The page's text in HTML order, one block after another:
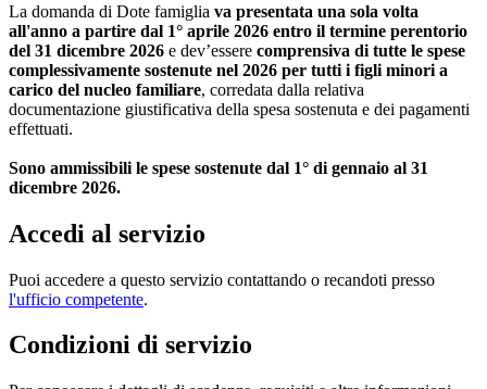
La domanda di Dote famiglia va presentata una sola volta
all'anno a partire dal 1° aprile 2026 entro il termine perentorio
del 31 dicembre 2026 e dev’essere comprensiva di tutte le spese
complessivamente sostenute nel 2026 per tutti i figli minori a
carico del nucleo familiare, corredata dalla relativa
documentazione giustificativa della spesa sostenuta e dei pagamenti
effettuati.
Sono ammissibili le spese sostenute dal 1° di gennaio al 31
dicembre 2026.
Accedi al servizio
Puoi accedere a questo servizio contattando o recandoti presso
l'ufficio competente.
Condizioni di servizio